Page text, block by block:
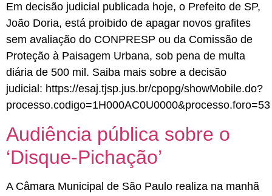
Em decisão judicial publicada hoje, o Prefeito de SP,
João Doria, está proibido de apagar novos grafites
sem avaliação do CONPRESP ou da Comissão de
Proteção à Paisagem Urbana, sob pena de multa
diária de 500 mil. Saiba mais sobre a decisão
judicial: https://esaj.tjsp.jus.br/cpopg/showMobile.do?
processo.codigo=1H000AC0U0000&processo.foro=53
Audiência pública sobre o
‘Disque-Pichação’
A Câmara Municipal de São Paulo realiza na manhã